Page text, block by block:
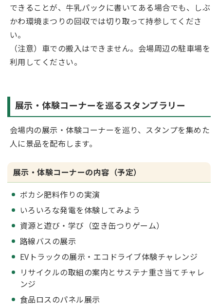
できることが、牛乳パックに書いてある場合でも、しぶ
かわ環境まつりの回収では切り取って持参してくださ
い。
（注意）車での搬入はできません。会場周辺の駐車場を
利用してください。
展示・体験コーナーを巡るスタンプラリー
会場内の展示・体験コーナーを巡り、スタンプを集めた
人に景品を配布します。
展示・体験コーナーの内容（予定）
ボカシ肥料作りの実演
いろいろな発電を体験してみよう
資源と遊び・学び（空き缶つりゲーム）
路線バスの展示
EVトラックの展示・エコドライブ体験チャレンジ
リサイクルの取組の案内とサステナ重さ当てチャレ
ンジ
食品ロスのパネル展示